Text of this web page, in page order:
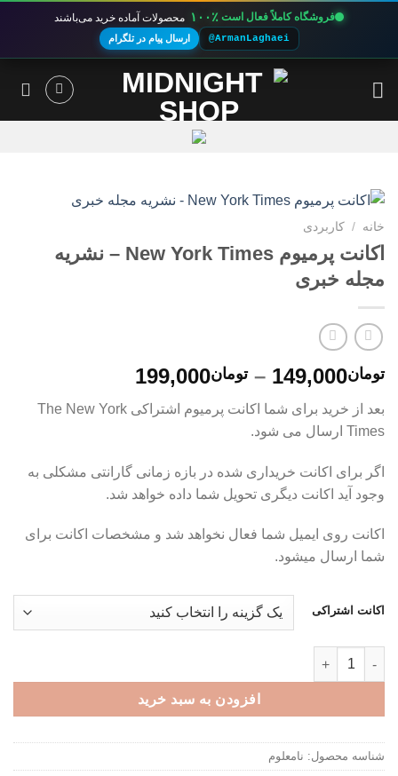
فروشگاه کاملاً فعال است ۱۰۰٪ محصولات آماده خرید می‌باشند
@ArmanLaghaei ارسال پیام در تلگرام
خانه / کاربردی
اکانت پرمیوم New York Times – نشریه
مجله خبری
تومان149,000
– تومان199,000
تومان149,000
تومان199,000
بعد از خرید برای شما اکانت پرمیوم اشتراکی The New York
Times ارسال می شود.
اگر برای اکانت خریداری شده در بازه زمانی گارانتی مشکلی به
وجود آید اکانت دیگری تحویل شما داده خواهد شد.
اکانت روی ایمیل شما فعال نخواهد شد و مشخصات اکانت برای
شما ارسال میشود.
اکانت اشتراکی
اکانت پرمیوم New York Times - نشریه مجله خبری عدد
افزودن به سبد خرید
شناسه محصول: نامعلوم